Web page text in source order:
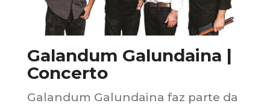
Galandum Galundaina |
Concerto
Galandum Galundaina faz parte da